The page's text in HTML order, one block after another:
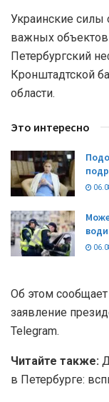
Украинские силы
важных объектов
Петербургский
Кронштадтской
области.
Это интересно
Об этом
заявление
Telegram.
Читайте также:
в Петербурге: